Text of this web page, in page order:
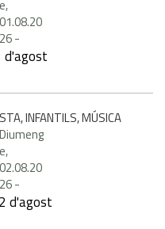
e,
01.08.20
26-
d'agost
INFANTILS, MÚSICA
Diumeng
e,
02.08.20
26-
d'agost